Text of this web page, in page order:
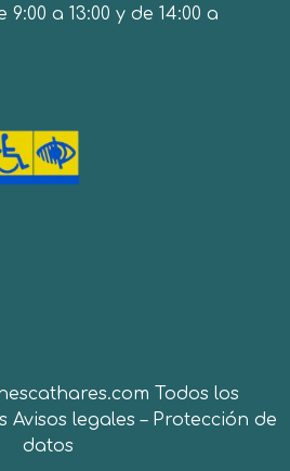
a 13:00 y de 14:00 a
Todos los
Avisos legales – Protección de
datos